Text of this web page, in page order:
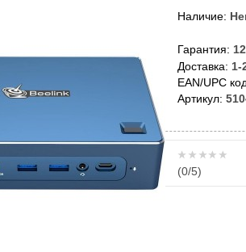
Наличие:
Гарантия:
Доставка: 1-
EAN/UPC
Артикул:
(0/5)